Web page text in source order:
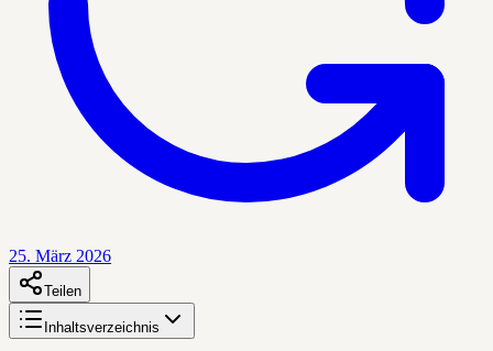
25. März 2026
Teilen
Inhaltsverzeichnis